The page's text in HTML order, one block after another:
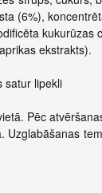
(6%),
kukurūzas
ekstrakts).
satur lipekli
Pēc
Uzglabāšanas